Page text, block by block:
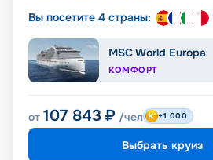
Вы посетите 4 страны:
MSC World Europa
КОМФОРТ
от 107 843 ₽ /чел +1 000
Выбрать круиз